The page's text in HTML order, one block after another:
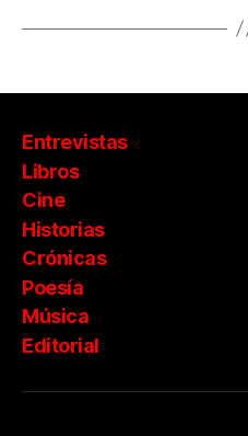
Entrevistas
Libros
Cine
Historias
Crónicas
Poesía
Música
Editorial